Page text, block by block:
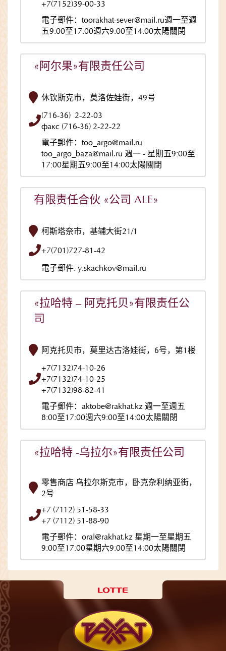
+7(7152)39-00-33
電子郵件：toorakhat-sever@mail.ru週一至週
五9:00至17:00週六9:00至14:00太陽關閉
«阿尔果»有限责任公司
休钦斯克市，莫洛佐娃街，49号
(716-36) 2-22-03
факс (716-36) 2-22-22
電子郵件：too_argo@mail.ru
too_argo_baza@mail.ru 週一 - 星期五9:00至
17:00星期五9:00至14:00太陽關閉
有限责任合伙 «公司 ALE»
柯斯塔奈市，基辅大街21/1
+7(701)727-81-42
電子郵件: y.skachkov@mail.ru
«拉哈特 – 阿克托贝»有限责任公
司
阿克托贝市，莫里达古洛娃街，6号，第1楼
+7(7132)74-10-26
+7(7132)74-10-25
+7(7132)98-82-41
電子郵件：aktobe@rakhat.kz 週一至週五
8:00至17:00週六9:00至14:00太陽關閉
«拉哈特 -乌拉尔»有限责任公司
零售商店 乌拉尔斯克市，卧克杂利纳亚街，
2号
+7 (7112) 51-58-33
+7 (7112) 51-88-90
電子郵件：oral@rakhat.kz 星期一至星期五
9:00至17:00星期六9:00至14:00太陽關閉